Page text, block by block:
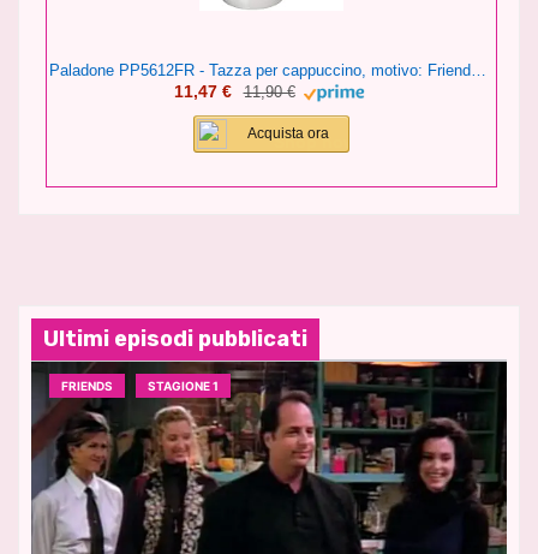
Paladone PP5612FR - Tazza per cappuccino, motivo: Friends Central Perk, 296 ml, in ceramica
11,47 € 11,90 €
Acquista ora
Ultimi episodi pubblicati
FRIENDS STAGIONE 1